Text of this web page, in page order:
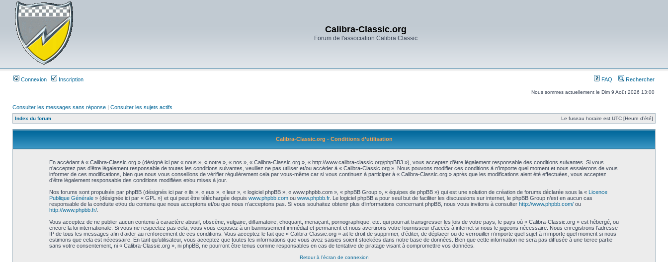
Calibra-Classic.org
Forum de l'association Calibra Classic
Connexion Inscription FAQ Rechercher
Nous sommes actuellement le Dim 9 Août 2026 13:00
Consulter les messages sans réponse | Consulter les sujets actifs
Index du forum Le fuseau horaire est UTC [Heure d’été]
Calibra-Classic.org - Conditions d’utilisation
En accédant à « Calibra-Classic.org » (désigné ici par « nous », « notre », « nos », « Calibra-Classic.org », « http://www.calibra-classic.org/phpBB3 »), vous acceptez d’être légalement responsable des conditions suivantes. Si vous
n’acceptez pas d’être légalement responsable de toutes les conditions suivantes, veuillez ne pas utiliser et/ou accéder à « Calibra-Classic.org ». Nous pouvons modifier ces conditions à n’importe quel moment et nous essaierons de vous
informer de ces modifications, bien que nous vous conseillons de vérifier régulièrement cela par vous-même car si vous continuez à participer à « Calibra-Classic.org » après que les modifications aient été effectuées, vous acceptez
d’être légalement responsable des conditions modifiées et/ou mises à jour.
Nos forums sont propulsés par phpBB (désignés ici par « ils », « eux », « leur », « logiciel phpBB », « www.phpbb.com », « phpBB Group », « équipes de phpBB ») qui est une solution de création de forums déclarée sous la « Licence
Publique Générale» (désignée ici par « GPL ») et qui peut être téléchargée depuis www.phpbb.comou www.phpbb.fr. Le logiciel phpBB a pour seul but de faciliter les discussions sur internet, le phpBB Group n’est en aucun cas
responsable de la conduite et/ou du contenu que nous acceptons et/ou que nous n’acceptons pas. Si vous souhaitez obtenir plus d’informations concernant phpBB, nous vous invitons à consulter http://www.phpbb.com/ou
http://www.phpbb.fr/.
Vous acceptez de ne publier aucun contenu à caractère abusif, obscène, vulgaire, diffamatoire, choquant, menaçant, pornographique, etc. qui pourrait transgresser les lois de votre pays, le pays où « Calibra-Classic.org » est hébergé, ou
encore la loi internationale. Si vous ne respectez pas cela, vous vous exposez à un bannissement immédiat et permanent et nous avertirons votre fournisseur d’accès à internet si nous le jugeons nécessaire. Nous enregistrons l’adresse
IP de tous les messages afin d’aider au renforcement de ces conditions. Vous acceptez le fait que « Calibra-Classic.org » ait le droit de supprimer, d’éditer, de déplacer ou de verrouiller n’importe quel sujet à n’importe quel moment si nous
estimons que cela est nécessaire. En tant qu’utilisateur, vous acceptez que toutes les informations que vous avez saisies soient stockées dans notre base de données. Bien que cette information ne sera pas diffusée à une tierce partie
sans votre consentement, ni « Calibra-Classic.org », ni phpBB, ne pourront être tenus comme responsables en cas de tentative de piratage visant à compromettre vos données.
Retour à l’écran de connexion